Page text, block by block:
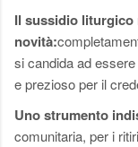
Il sussidio liturgico
novità:
si candida ad
e prezioso per il
Uno strumento
comunitaria, per i